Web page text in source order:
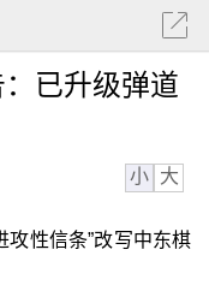
已升级弹道
小 大
攻性信条”改写中东棋